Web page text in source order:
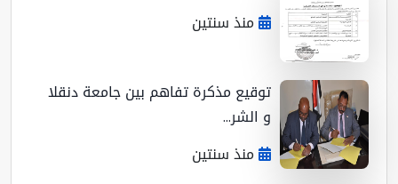
منذ سنتين
توقيع مذكرة تفاهم بين جامعة دنقلا
و الشر...
منذ سنتين